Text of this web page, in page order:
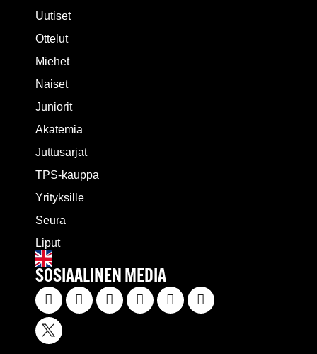
Uutiset
Ottelut
Miehet
Naiset
Juniorit
Akatemia
Juttusarjat
TPS-kauppa
Yrityksille
Seura
Liput
SOSIAALINEN MEDIA